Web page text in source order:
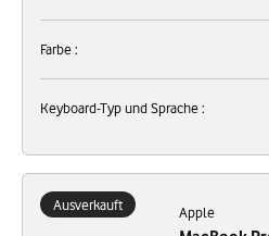
Farbe :
Keyboard-Typ und Sprache :
Ausverkauft Apple